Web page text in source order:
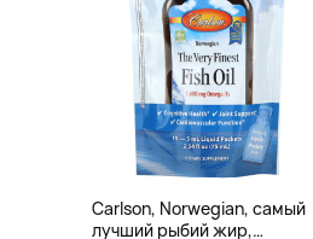
Carlson, Norwegian, самый
лучший рыбий жир,